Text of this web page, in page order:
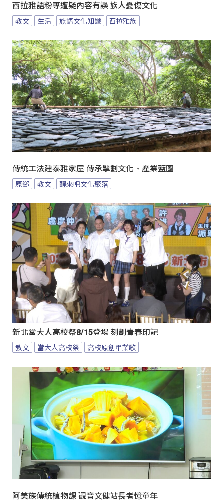
西拉雅語粉專遭疑內容有誤 族人憂傷文化
教文 生活 族語文化知識 西拉雅族
傳統工法建泰雅家屋 傳承擘劃文化、產業藍圖
原鄉 教文 醒來吧文化聚落
新北當大人高校祭8/15登場 刻劃青春印記
教文 當大人高校祭 高校原創畢業歌
阿美族傳統植物課 觀音文健站長者憶童年